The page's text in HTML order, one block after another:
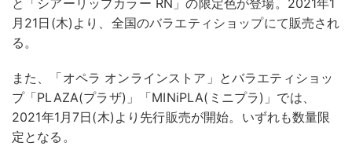
月21日(木)より、全国のバラエティショップにて販売され
る。
また、「オペラ オンラインストア」とバラエティショッ
プ「PLAZA(プラザ)」「MINiPLA(ミニプラ)」では、
2021年1月7日(木)より先行販売が開始。いずれも数量限
定となる。